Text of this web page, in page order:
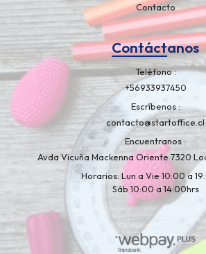
Contacto
Contáctanos
Teléfono
+56933937450
Escríbenos
contacto@startoffice.cl
Encuentranos
Avda Vicuña Mackenna Oriente 7320
Horarios: Lun a Vie 10:00 a
Sáb 10:00 a 14:00hrs